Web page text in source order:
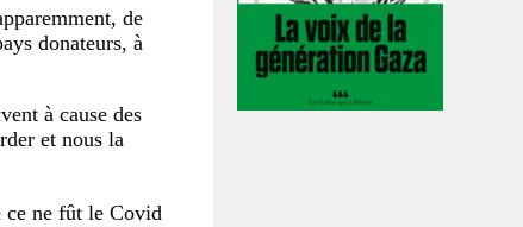
de
donateurs, à
à cause des
et nous la
ce ne fût le Covid